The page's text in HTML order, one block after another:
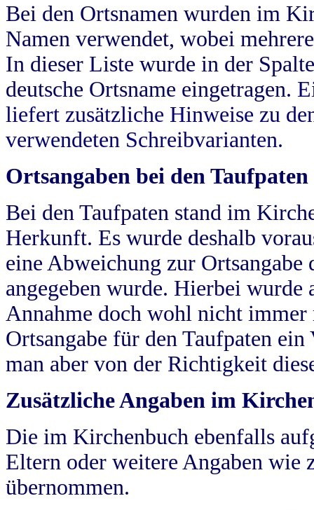
Bei den Ortsnamen wurden im
Namen verwendet, wobei
In dieser Liste wurde in der
deutsche Ortsname eingetragen.
liefert zusätzliche Hinweise zu
verwendeten Schreibvarianten.
Ortsangaben bei den Taufpaten
Bei den Taufpaten stand im
Herkunft. Es wurde deshalb
eine Abweichung zur
angegeben wurde. Hierbei wurde
Annahme doch wohl nicht
Ortsangabe für den Taufpaten
man aber von der Richtigkeit
Zusätzliche Angaben im
Die im Kirchenbuch ebenfalls
Eltern oder weitere Angaben wie
übernommen.